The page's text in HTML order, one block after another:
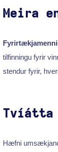
Meira
tilfinningu fyrir
stendur fyrir,
Tvíátta
Hæfni